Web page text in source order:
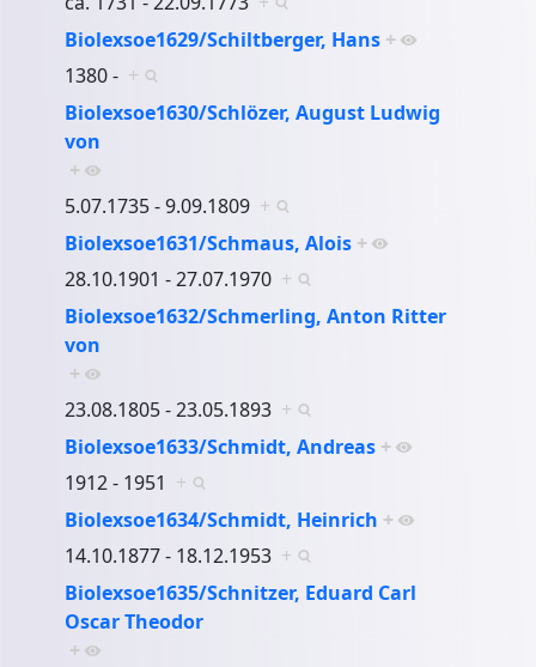
Biolexsoe1629/Schiltberger, Hans +
1380 - +
Biolexsoe1630/Schlözer, August Ludwig
von
+
5.07.1735 - 9.09.1809 +
Biolexsoe1631/Schmaus, Alois +
28.10.1901 - 27.07.1970 +
Biolexsoe1632/Schmerling, Anton Ritter
von
+
23.08.1805 - 23.05.1893 +
Biolexsoe1633/Schmidt, Andreas +
1912 - 1951 +
Biolexsoe1634/Schmidt, Heinrich +
14.10.1877 - 18.12.1953 +
Biolexsoe1635/Schnitzer, Eduard Carl
Oscar Theodor
+